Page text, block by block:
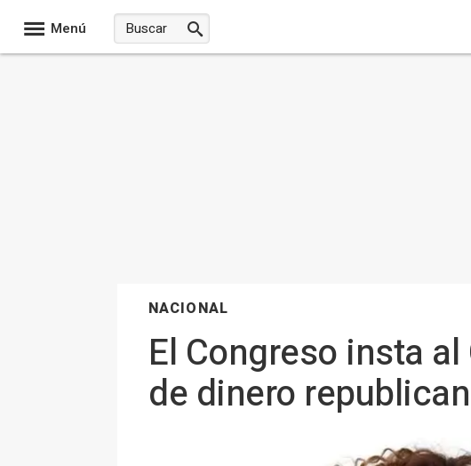
Menú
NACIONAL
El Congreso insta
de dinero